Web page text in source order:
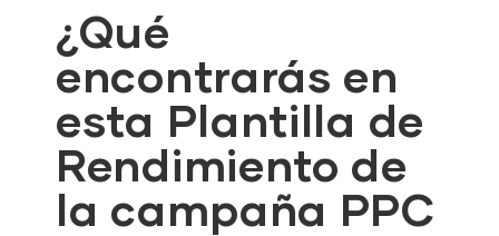
¿Qué
encontrarás en
esta Plantilla de
Rendimiento de
la campaña PPC